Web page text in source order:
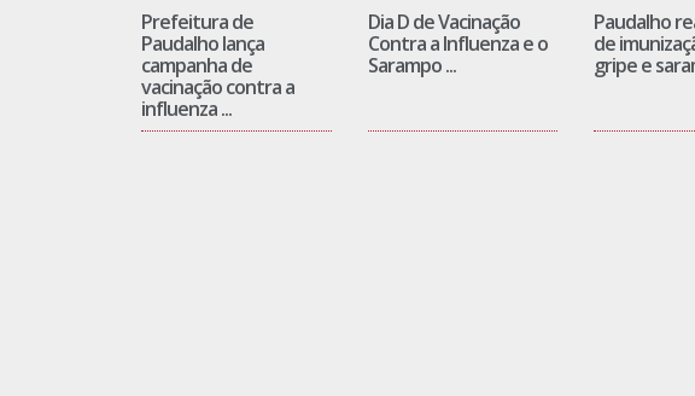
Prefeitura de
Paudalho lança
campanha de
vacinação contra a
influenza ...
Dia D de Vacinação
Contra a Influenza e o
Sarampo ...
Paudalho
de
gripe e